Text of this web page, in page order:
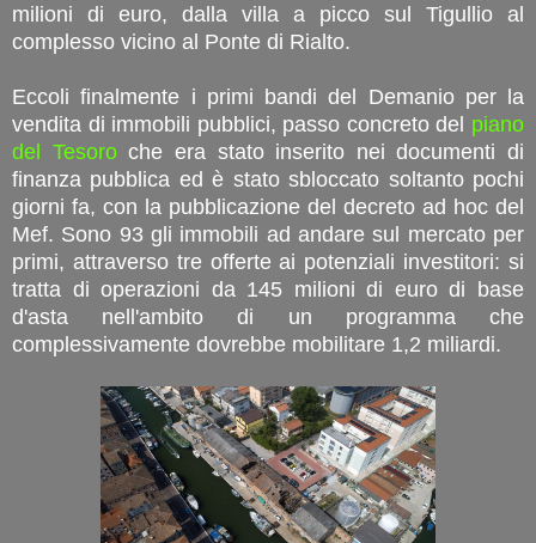
milioni di euro, dalla villa a picco sul Tigullio al
complesso vicino al Ponte di Rialto.
Eccoli finalmente i primi bandi del Demanio per la
vendita di immobili pubblici, passo concreto del piano
del Tesoroche era stato inserito nei documenti di
finanza pubblica ed è stato sbloccato soltanto pochi
giorni fa, con la pubblicazione del decreto ad hoc del
Mef. Sono 93 gli immobili ad andare sul mercato per
primi, attraverso tre offerte ai potenziali investitori: si
tratta di operazioni da 145 milioni di euro di base
d'asta nell'ambito di un programma che
complessivamente dovrebbe mobilitare 1,2 miliardi.